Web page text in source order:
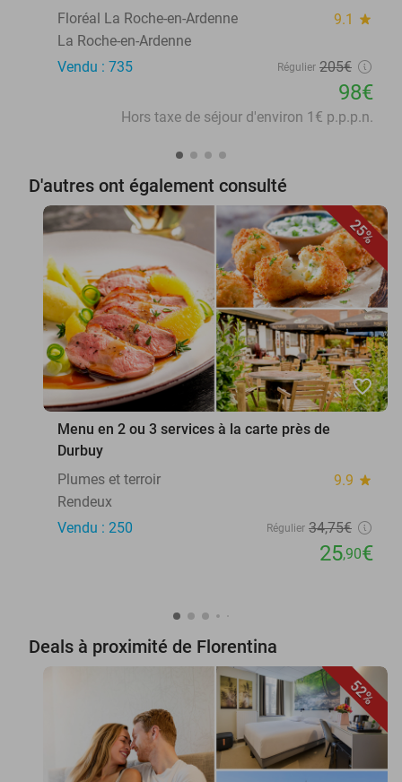
Floréal La Roche-en-Ardenne
9.1 star
La Roche-en-Ardenne
Vendu : 735
Régulier 205€
98€
Hors taxe de séjour d'environ 1€ p.p.p.n.
D'autres ont également consulté
25%
favorite_border
Menu en 2 ou 3 services à la carte près de
Durbuy
Plumes et terroir
9.9 star
Rendeux
Vendu : 250
Régulier 34,75€
25,90€
Deals à proximité de Florentina
52%